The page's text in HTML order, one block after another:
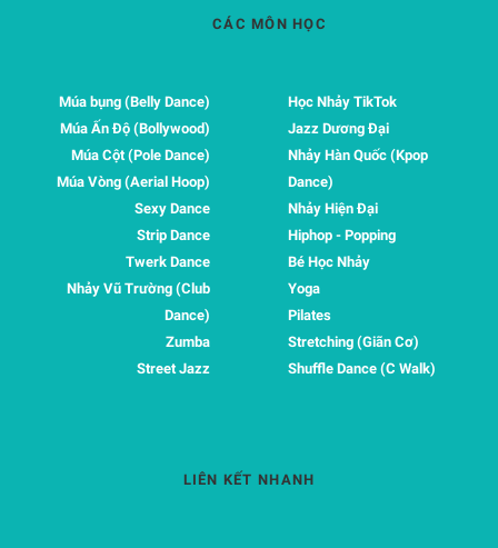
CÁC MÔN HỌC
Múa bụng (Belly Dance)
Múa Ấn Độ (Bollywood)
Múa Cột (Pole Dance)
Múa Vòng (Aerial Hoop)
Sexy Dance
Strip Dance
Twerk Dance
Nhảy Vũ Trường (Club
Dance)
Zumba
Street Jazz
Học Nhảy TikTok
Jazz Dương Đại
Nhảy Hàn Quốc (Kpop
Dance)
Nhảy Hiện Đại
Hiphop - Popping
Bé Học Nhảy
Yoga
Pilates
Stretching (Giãn Cơ)
Shuffle Dance (C Walk)
LIÊN KẾT NHANH